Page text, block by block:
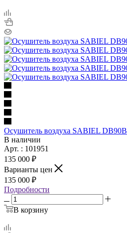
Осушитель воздуха SABIEL DB90B
В наличии
Арт. : 101951
135 000 ₽
Варианты цен
135 000 ₽
Подробности
В корзину